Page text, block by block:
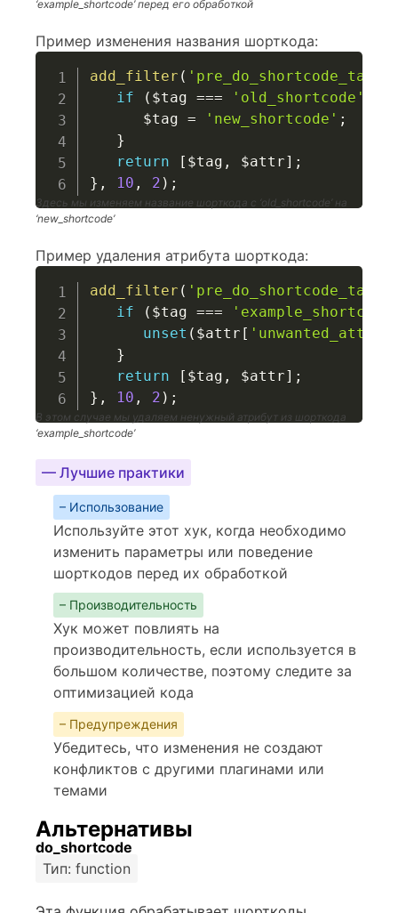
‘example_shortcode’ перед его обработкой
Пример изменения названия шорткода:
add_filter ( 'pre_do_shortcode_tag'
if
( $tag === 'old_shortcode'
$tag = 'new_shortcode' ;
}
return
[ $tag , $attr] ;
} , 10 , 2 ) ;
Здесь мы изменяем название шорткода с ‘old_shortcode’ на
‘new_shortcode’
Пример удаления атрибута шорткода:
add_filter ( 'pre_do_shortcode_tag'
if
( $tag ===
unset ( $attr [
}
return
[ $tag , $attr] ;
} , 10 , 2 ) ;
В этом случае мы удаляем ненужный атрибут из шорткода
‘example_shortcode’
— Лучшие практики
– Использование
Используйте этот хук, когда необходимо
изменить параметры или поведение
шорткодов перед их обработкой
– Производительность
Хук может повлиять на
производительность, если используется в
большом количестве, поэтому следите за
оптимизацией кода
– Предупреждения
Убедитесь, что изменения не создают
конфликтов с другими плагинами или
темами
Альтернативы
do_shortcode
Тип: function